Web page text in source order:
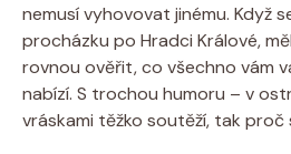
nemusí vyhovovat jinému. Když
procházku po Hradci Králové,
rovnou ověřit, co všechno vám
nabízí. S trochou humoru – v
vráskami těžko soutěží, tak